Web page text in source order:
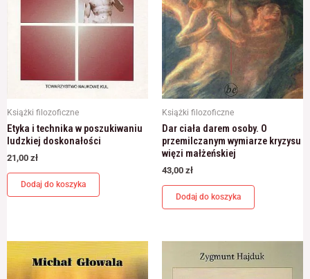
Książki filozoficzne
Etyka i technika w poszukiwaniu
ludzkiej doskonałości
21,00 zł
Dodaj do koszyka
Książki filozoficzne
Dar ciała darem osoby. O
przemilczanym wymiarze kryzysu
więzi małżeńskiej
43,00 zł
Dodaj do koszyka